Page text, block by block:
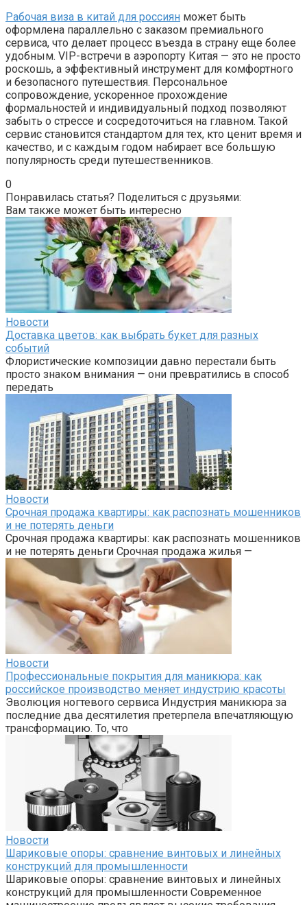
Рабочая виза в китай для россиян может быть
оформлена параллельно с заказом премиального
сервиса, что делает процесс въезда в страну еще более
удобным. VIP-встречи в аэропорту Китая — это не просто
роскошь, а эффективный инструмент для комфортного
и безопасного путешествия. Персональное
сопровождение, ускоренное прохождение
формальностей и индивидуальный подход позволяют
забыть о стрессе и сосредоточиться на главном. Такой
сервис становится стандартом для тех, кто ценит время и
качество, и с каждым годом набирает все большую
популярность среди путешественников.
0
Понравилась статья? Поделиться с друзьями:
Вам также может быть интересно
Новости
Доставка цветов: как выбрать букет для разных
событий
Флористические композиции давно перестали быть
просто знаком внимания — они превратились в способ
передать
Новости
Срочная продажа квартиры: как распознать мошенников
и не потерять деньги
Срочная продажа квартиры: как распознать мошенников
и не потерять деньги Срочная продажа жилья —
Новости
Профессиональные покрытия для маникюра: как
российское производство меняет индустрию красоты
Эволюция ногтевого сервиса Индустрия маникюра за
последние два десятилетия претерпела впечатляющую
трансформацию. То, что
Новости
Шариковые опоры: сравнение винтовых и линейных
конструкций для промышленности
Шариковые опоры: сравнение винтовых и линейных
конструкций для промышленности Современное